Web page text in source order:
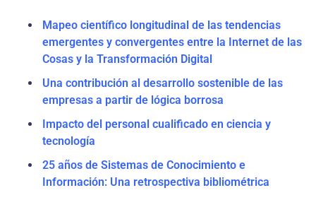
Mapeo científico longitudinal de las tendencias
emergentes y convergentes entre la Internet de las
Cosas y la Transformación Digital
Una contribución al desarrollo sostenible de las
empresas a partir de lógica borrosa
Impacto del personal cualificado en ciencia y
tecnología
25 años de Sistemas de Conocimiento e
Información: Una retrospectiva bibliométrica